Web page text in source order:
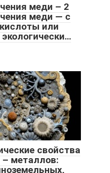
меди – 2
меди — с
или
свойства
металлов: